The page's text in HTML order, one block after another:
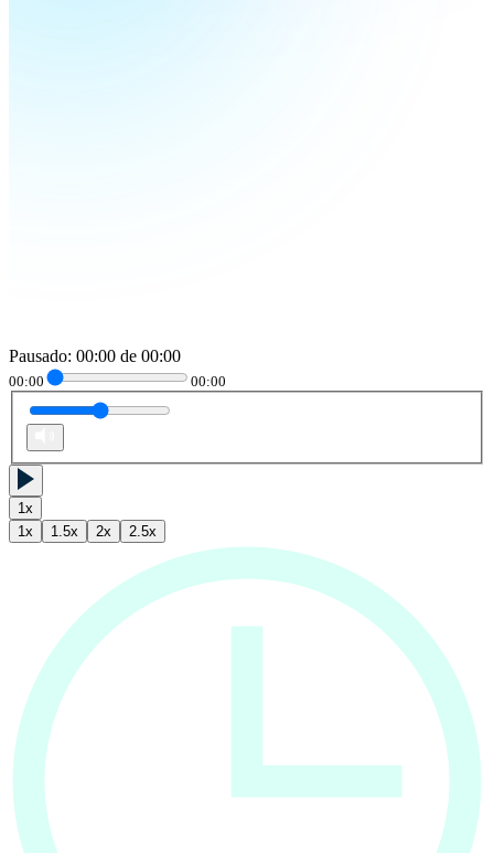
Pausado: 00:00 de 00:00
00:00 00:00
1x
1x 1.5x 2x 2.5x